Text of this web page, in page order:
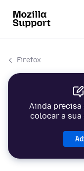
Firefox
Ainda precisa
colocar a